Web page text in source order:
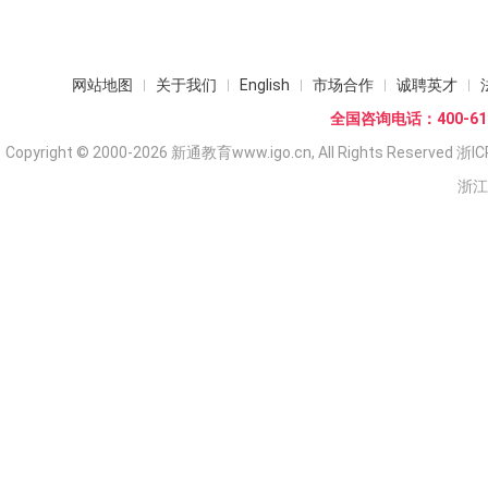
网站地图 关于我们 English 市场合作 诚聘英才
全国咨询电话：400-
Copyright © 2000-2026 新通教育www.igo.cn, All Rights Reserved 浙
浙